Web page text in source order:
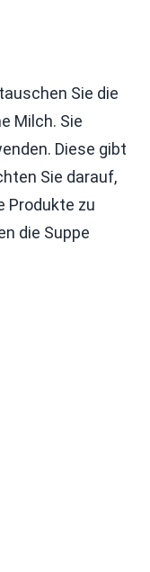
Sie die
Milch. Sie
Diese gibt
Sie darauf,
Produkte zu
die Suppe